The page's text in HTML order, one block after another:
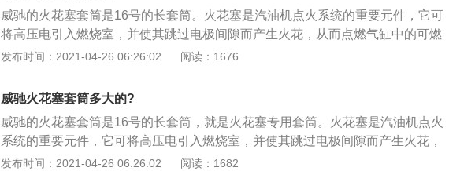
花塞，安装到位，使用工具旋入螺栓；清洁量具，测量火花塞间隙，并判断火花
塞；4、检查新火花塞外观是否存在问题，将火花塞装入专用套筒，旋入火花塞
孔使用数字式扭力扳手，调至25nm，拧紧火花塞，关闭点火开关，打开引擎盖，
位。
威驰的火花塞套筒是16号的长套筒。火花塞是汽油机点火系统的重要元件，它可
将高压电引入燃烧室，并使其跳过电极间隙而产生火花，从而点燃气缸中的可燃
混合气。火花塞的结构介绍如下：1、钢壳：钢壳下部是细螺纹，用于与缸盖火
2、金属杆是中心电极。金属杆下端与中心电极上端通过导体玻璃体接触，金属
使中心电极在通电时绝缘；4、钢壳体最下部装有弯曲的侧电极；5、钢壳外部的
中部有铜制垫圈。
发布时间：2021-04-26 06:26:02 阅读：1676
威驰火花塞套筒多大的?
威驰的火花塞套筒是16号的长套筒，就是火花塞专用套筒。火花塞是汽油机点火
系统的重要元件，它可将高压电引入燃烧室，并使其跳过电极间隙而产生火花，
从而点燃气缸中的可燃混合气。火花塞的结构介绍如下：1、钢壳：钢壳下部是
发布时间：2021-04-26 06:26:02 阅读：1682